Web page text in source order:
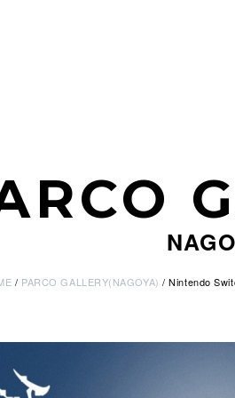
PARCO GALLERY(NAGOYA) Nintendo